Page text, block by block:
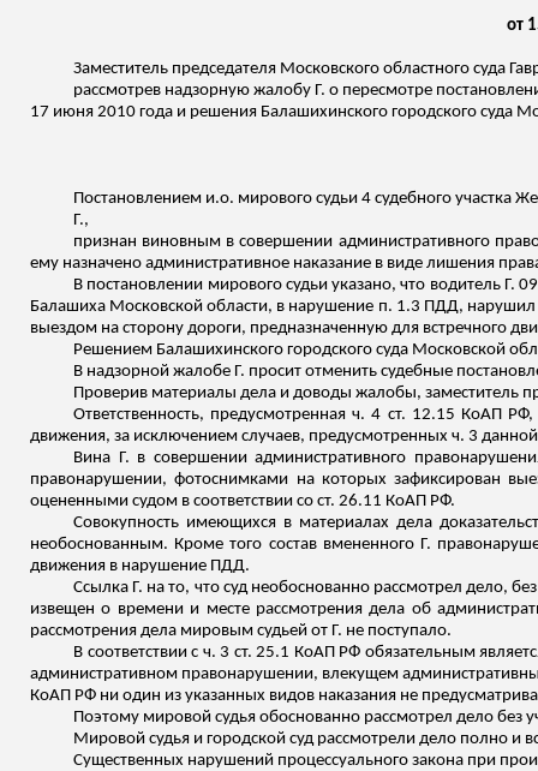
от
Заместитель председателя Московского областного суда
рассмотрев надзорную жалобу Г. о пересмотре
17 июня 2010 года и решения Балашихинского городского суда
Постановлением и.о. мирового судьи 4 судебного участка
Г.,
признан виновным в совершении административного
ему назначено административное наказание в виде лишения
В постановлении мирового судьи указано, что водитель
Балашиха Московской области, в нарушение п. 1.3 ПДД, нарушил
выездом на сторону дороги, предназначенную для встречного
Решением Балашихинского городского суда Московской
В надзорной жалобе Г. просит отменить судебные
Проверив материалы дела и доводы жалобы, заместитель
Ответственность, предусмотренная ч. 4 ст. 12.15 КоАП
движения, за исключением случаев, предусмотренных ч. 3 данной
Вина Г. в совершении административного
правонарушении, фотоснимками на которых зафиксирован
оцененными судом в соответствии со ст. 26.11 КоАП РФ.
Совокупность имеющихся в материалах дела
необоснованным. Кроме того состав вмененного Г.
движения в нарушение ПДД.
Ссылка Г. на то, что суд необоснованно рассмотрел дело,
извещен о времени и месте рассмотрения дела об
рассмотрения дела мировым судьей от Г. не поступало.
В соответствии с ч. 3 ст. 25.1 КоАП РФ обязательным
административном правонарушении, влекущем
КоАП РФ ни один из указанных видов наказания не
Поэтому мировой судья обоснованно рассмотрел дело без
Мировой судья и городской суд рассмотрели дело полно и
Существенных нарушений процессуального закона при